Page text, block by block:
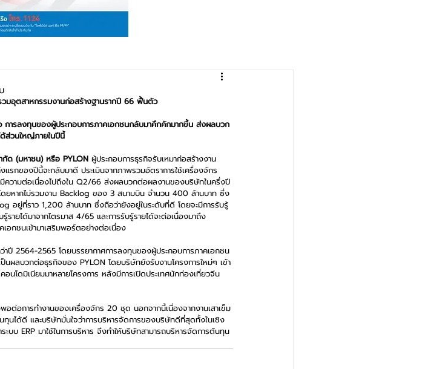
วมอุตสาหกรรมงานก่อสร้างฐานรากปี 66 ฟื้นตัว
ารลงทุนของผู้ประกอบการภาคเอกชนกลับมาคึกคักมากขึ้น ส่งผลบวก
ส่วนใหญ่ภายในปีนี้
ด (มหาชน) หรือ PYLON ผู้ประกอบการธุรกิจรับเหมาก่อสร้างงาน
แรกของปีนี้จะกลับมาดี ประเมินจากภาพรวมอัตราการใช้เครื่องจักร
วามต่อเนื่องไปถึงใน Q2/66 ส่งผลบวกต่อผลงานของบริษัทในครึ่งปี
หากไม่รวมงาน Backlog ของ 3 สนามบิน จำนวน 400 ล้านบาท ซึ่ง
อยู่ที่ราว 1,200 ล้านบาท ซึ่งถือว่ายังอยู่ในระดับที่ดี โดยจะมีการรับรู้
รายได้มาจากไตรมาส 4/65 และการรับรู้รายได้จะต่อเนื่องมาถึง
อกชนเข้ามาเสริมพอร์ตอย่างต่อเนื่อง
ปี 2564-2565 โดยบรรยากาศการลงทุนของผู้ประกอบการภาคเอกชน
ผลบวกต่อธุรกิจของ PYLON โดยบริษัทยังรับงานโครงการใหม่ๆ เข้า
นโดมิเนียมมาหลายโครงการ หลังมีการเปิดประเทศนักท่องเที่ยวจีน
อการทำงานของเครื่องจักร 20 ชุด นอกจากนี้เนื่องจากงานเสาเข็ม
ทุนได้ดี และบริษัทมั่นใจว่าการบริหารจัดการของบริษัทดีที่สุดทั้งในเชิง
บ ERP มาใช้ในการบริหาร จึงทำให้บริษัทสามารถบริหารจัดการต้นทุน